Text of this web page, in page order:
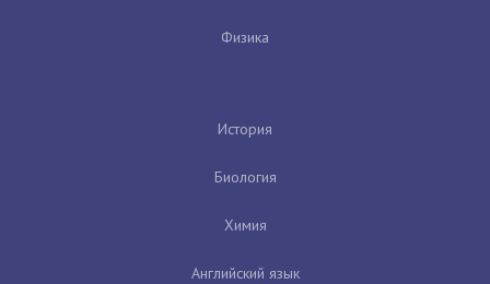
Физика
История
Биология
Химия
Английский язык